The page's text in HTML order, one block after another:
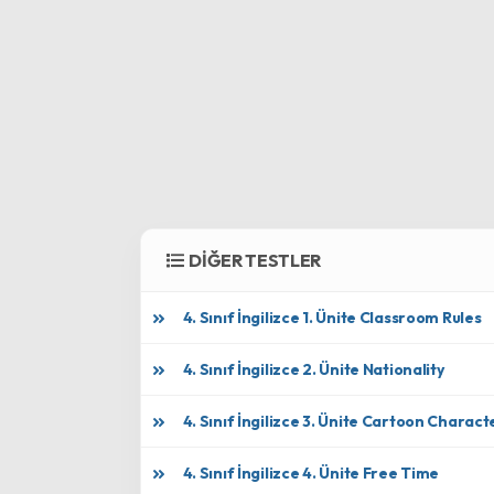
DİĞER TESTLER
4. Sınıf İngilizce 1. Ünite Classroom Rules
4. Sınıf İngilizce 2. Ünite Nationality
4. Sınıf İngilizce 3. Ünite Cartoon
4. Sınıf İngilizce 4. Ünite Free Time